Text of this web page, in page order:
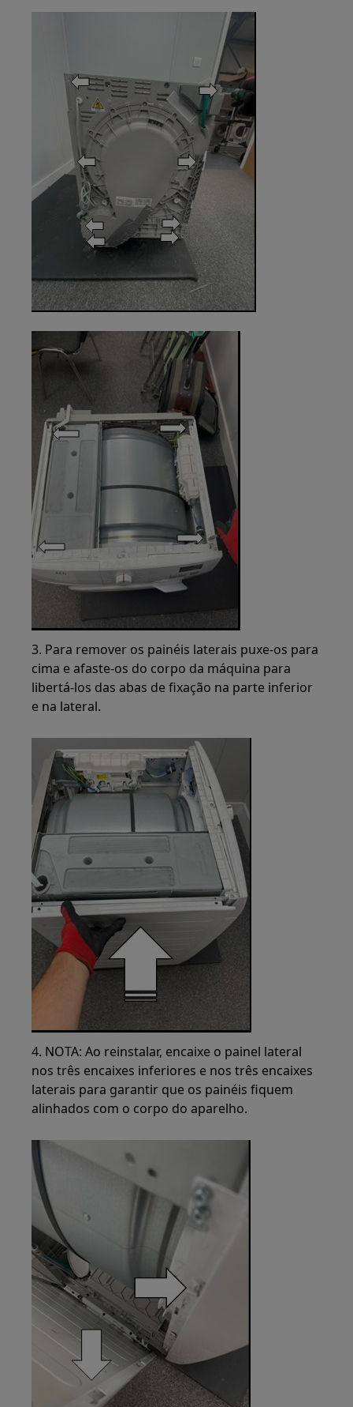
3. Para remover os painéis laterais puxe-os para
cima e afaste-os do corpo da máquina para
libertá-los das abas de fixação na parte inferior
e na lateral.
4. NOTA: Ao reinstalar, encaixe o painel lateral
nos três encaixes inferiores e nos três encaixes
laterais para garantir que os painéis fiquem
alinhados com o corpo do aparelho.